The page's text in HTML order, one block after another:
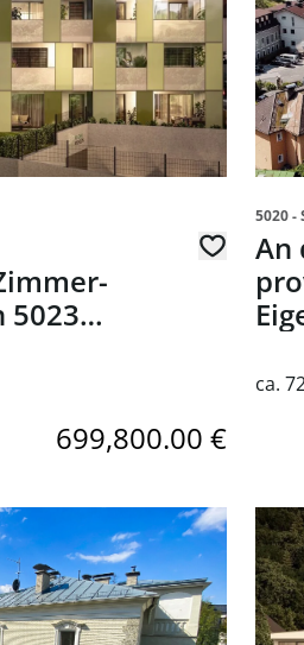
5023
699,800.00 €
5020 -
An
ca.
- zum Kauf
Linzer Gasse - 4-Zimmer-link